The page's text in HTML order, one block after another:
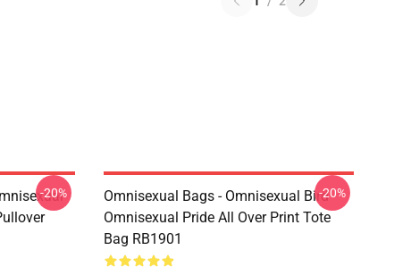
-20%
Omnisexual Bags - Omnisexual Bird
Omnisexual Pride All Over Print Tote
Bag RB1901
-20%